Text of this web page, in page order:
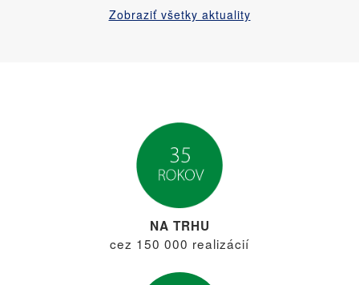
Zobraziť všetky aktuality
NA TRHU
cez 150 000 realizácií